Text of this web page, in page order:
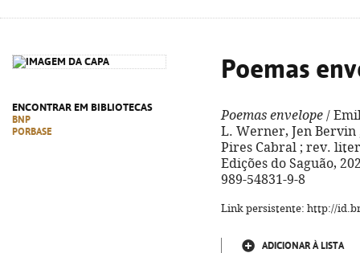
ENCONTRAR EM BIBLIOTECAS
BNP
PORBASE
Poemas
Poemas envelope /
L. Werner, Jen Bervin
Pires Cabral ; rev.
Edições do Saguão,
989-54831-9-8
Link persistente: http://
ADICIONAR À LISTA